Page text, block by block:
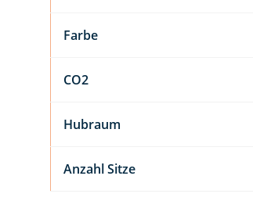
Farbe
CO2
Hubraum
Anzahl Sitze